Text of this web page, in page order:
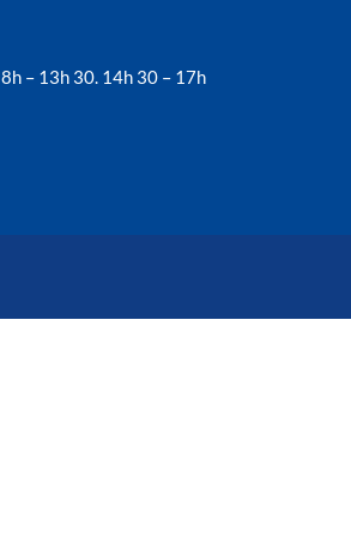
– 13h 30. 14h 30 – 17h